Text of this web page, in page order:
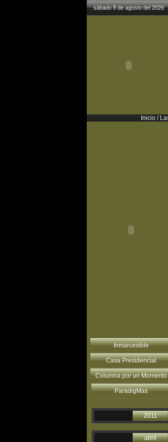
sábado 8 de agosto del 2026
Inicio /
Inmarcesible
Casa Presidencial
Columna por un Momento
ParadigMas
2011
abril